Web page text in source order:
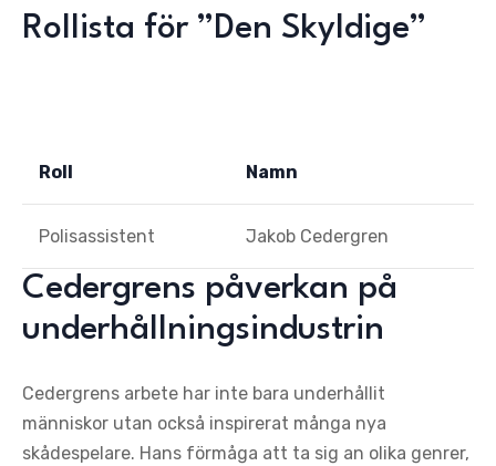
Rollista för ”Den Skyldige”
Roll Namn
Polisassistent Jakob Cedergren
Cedergrens påverkan på
underhållningsindustrin
Cedergrens arbete har inte bara underhållit
människor utan också inspirerat många nya
skådespelare. Hans förmåga att ta sig an olika genrer,